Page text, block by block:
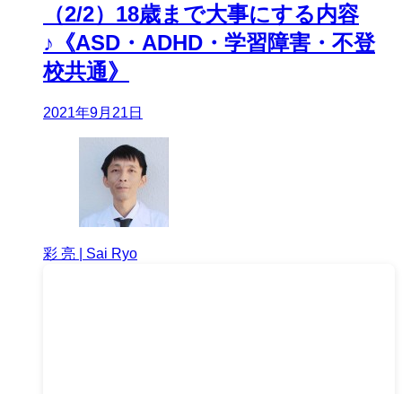
（2/2）18歳まで大事にする内容
♪《ASD・ADHD・学習障害・不登
校共通》
2021年9月21日
彩 亮 | Sai Ryo